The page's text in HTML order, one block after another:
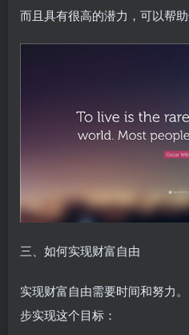
而且具有很高的潜力，可以帮助
三、如何实现财富自由
实现财富自由需要时间和努力
步实现这个目标：